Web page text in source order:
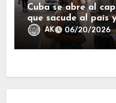
Cuba se abre al
que sacude al país
en el aire.
AK 06/20/2026